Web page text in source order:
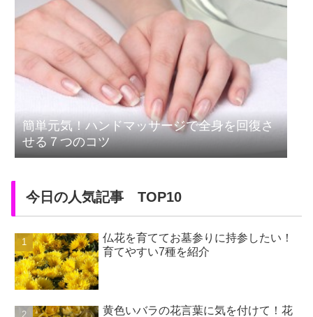
簡単元気！ハンドマッサージで全身を回復さ
せる７つのコツ
今日の人気記事 TOP10
仏花を育ててお墓参りに持参したい！
育てやすい7種を紹介
黄色いバラの花言葉に気を付けて！花